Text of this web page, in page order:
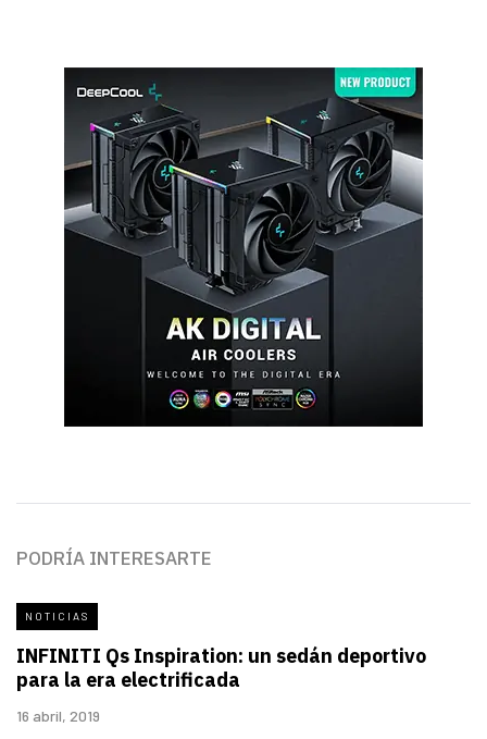
PODRÍA INTERESARTE
NOTICIAS
INFINITI Qs Inspiration: un sedán deportivo
para la era electrificada
16 abril, 2019